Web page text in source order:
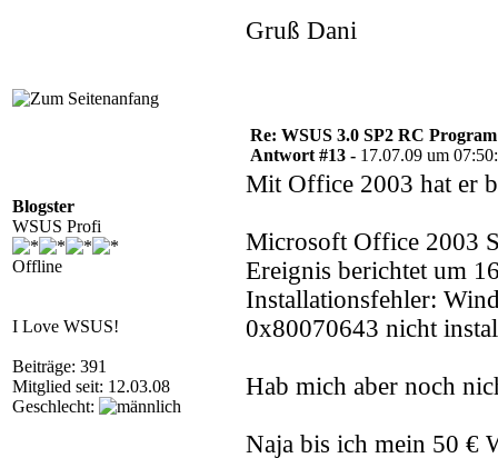
Gruß Dani
Blogster
WSUS Profi
Offline
I Love WSUS!
Beiträge: 391
Mitglied seit: 12.03.08
Geschlecht:
Re: WSUS 3.0 SP2 RC
Antwort #13 - 17.07.09 um
Mit Office 2003 hat er
Microsoft Office 2003
Ereignis berichtet um
Installationsfehler:
0x80070643 nicht
Hab mich aber noch
Naja bis ich mein 50 €